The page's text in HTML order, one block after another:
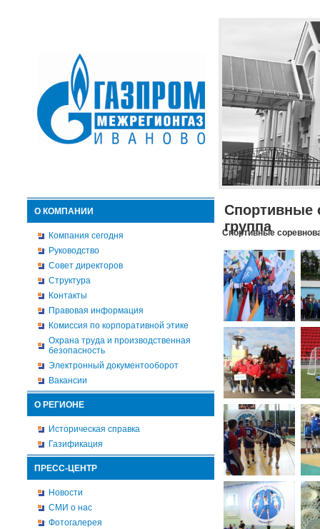
О КОМПАНИИ
Компания сегодня
Руководство
Совет директоров
Структура
Контакты
Правовая информация
Комиссия по корпоративной этике
Охрана труда и производственная
безопасность
Электронный документооборот
Вакансии
О РЕГИОНЕ
Историческая справка
Газификация
ПРЕСС-ЦЕНТР
Новости
СМИ о нас
Фотогалерея
Спортивные
группа
Спортивные